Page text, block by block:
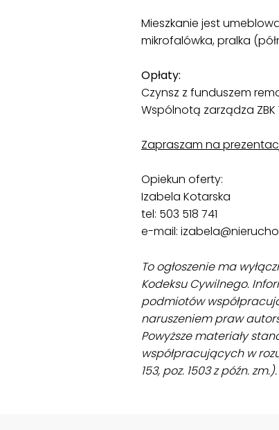
Mieszkanie jest
mikrofalówka, pralka
Opłaty:
Czynsz z funduszem
Wspólnotą zarządza ZBK
Zapraszam na
Opiekun oferty:
Izabela Kotarska
tel: 503 518 741
e-mail:
To ogłoszenie ma
Kodeksu Cywilnego.
podmiotów
naruszeniem praw
Powyższe materiały
współpracujących w
153, poz. 1503 z późn. zm.).